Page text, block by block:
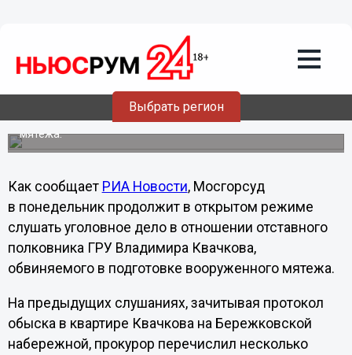
Выбрать регион
В Мосгорсуде продолжатся слушания
по делу отставного полковника ГРУ
Владимира Квачкова
Квачков обвиняется в подготовке вооруженного
мятежа.
Как сообщает РИА Новости, Мосгорсуд
в понедельник продолжит в открытом режиме
слушать уголовное дело в отношении отставного
полковника ГРУ Владимира Квачкова,
обвиняемого в подготовке вооруженного мятежа.
На предыдущих слушаниях, зачитывая протокол
обыска в квартире Квачкова на Бережковской
набережной, прокурор перечислил несколько